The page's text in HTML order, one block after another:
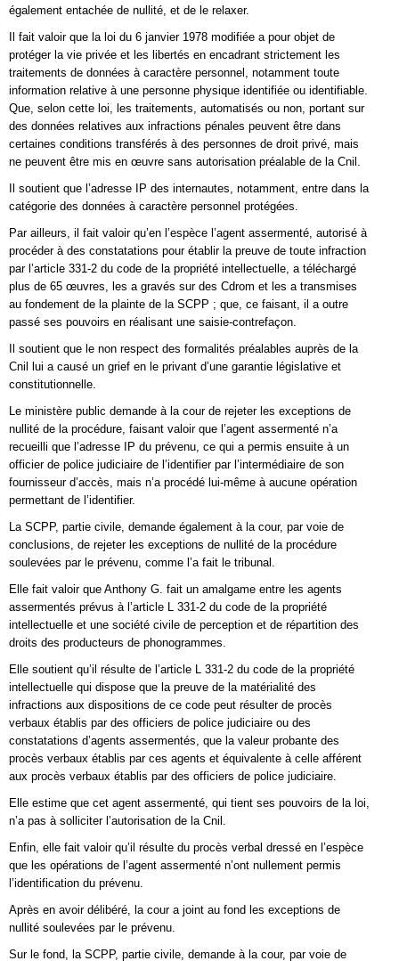
également entachée de nullité, et de le relaxer.
Il fait valoir que la loi du 6 janvier 1978 modifiée a pour objet de
protéger la vie privée et les libertés en encadrant strictement les
traitements de données à caractère personnel, notamment toute
information relative à une personne physique identifiée ou identifiable.
Que, selon cette loi, les traitements, automatisés ou non, portant sur
des données relatives aux infractions pénales peuvent être dans
certaines conditions transférés à des personnes de droit privé, mais
ne peuvent être mis en œuvre sans autorisation préalable de la Cnil.
Il soutient que l’adresse IP des internautes, notamment, entre dans la
catégorie des données à caractère personnel protégées.
Par ailleurs, il fait valoir qu’en l’espèce l’agent assermenté, autorisé à
procéder à des constatations pour établir la preuve de toute infraction
par l’article 331-2 du code de la propriété intellectuelle, a téléchargé
plus de 65 œuvres, les a gravés sur des Cdrom et les a transmises
au fondement de la plainte de la SCPP ; que, ce faisant, il a outre
passé ses pouvoirs en réalisant une saisie-contrefaçon.
Il soutient que le non respect des formalités préalables auprès de la
Cnil lui a causé un grief en le privant d’une garantie législative et
constitutionnelle.
Le ministère public demande à la cour de rejeter les exceptions de
nullité de la procédure, faisant valoir que l’agent assermenté n’a
recueilli que l’adresse IP du prévenu, ce qui a permis ensuite à un
officier de police judiciaire de l’identifier par l’intermédiaire de son
fournisseur d’accès, mais n’a procédé lui-même à aucune opération
permettant de l’identifier.
La SCPP, partie civile, demande également à la cour, par voie de
conclusions, de rejeter les exceptions de nullité de la procédure
soulevées par le prévenu, comme l’a fait le tribunal.
Elle fait valoir que Anthony G. fait un amalgame entre les agents
assermentés prévus à l’article L 331-2 du code de la propriété
intellectuelle et une société civile de perception et de répartition des
droits des producteurs de phonogrammes.
Elle soutient qu’il résulte de l’article L 331-2 du code de la propriété
intellectuelle qui dispose que la preuve de la matérialité des
infractions aux dispositions de ce code peut résulter de procès
verbaux établis par des officiers de police judiciaire ou des
constatations d’agents assermentés, que la valeur probante des
procès verbaux établis par ces agents et équivalente à celle afférent
aux procès verbaux établis par des officiers de police judiciaire.
Elle estime que cet agent assermenté, qui tient ses pouvoirs de la loi,
n’a pas à solliciter l’autorisation de la Cnil.
Enfin, elle fait valoir qu’il résulte du procès verbal dressé en l’espèce
que les opérations de l’agent assermenté n’ont nullement permis
l’identification du prévenu.
Après en avoir délibéré, la cour a joint au fond les exceptions de
nullité soulevées par le prévenu.
Sur le fond, la SCPP, partie civile, demande à la cour, par voie de